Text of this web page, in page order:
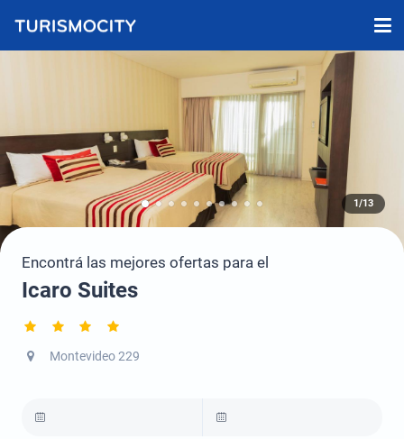
1/13
Encontrá las mejores ofertas para el
Icaro Suites
Montevideo 229